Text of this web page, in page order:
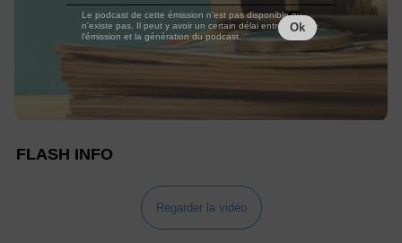
FLASH INFO
Regarder la vidéo
Le podcast de cette émission n'est pas disponible ou
n'existe pas. Il peut y avoir un certain délai entre la fin de
l'émission et la génération du podcast.
Ok